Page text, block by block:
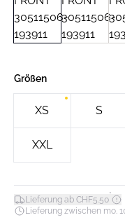
Größen
XS S
XXL
Lieferung ab CHF5.50*
Lieferung zwischen mo.